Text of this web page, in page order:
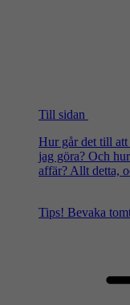
Till sidan
Hur går det till
jag göra? Och
affär? Allt detta,
Tips! Bevaka